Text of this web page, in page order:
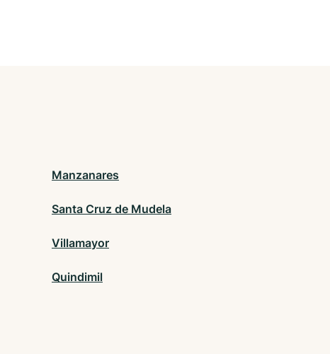
Manzanares
Santa Cruz de Mudela
Villamayor
Quindimil